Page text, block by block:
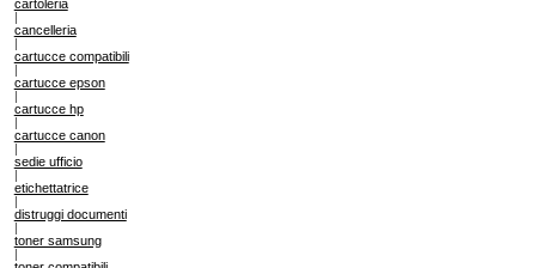
cartoleria
|
cancelleria
|
cartucce compatibili
|
cartucce epson
|
cartucce hp
|
cartucce canon
|
sedie ufficio
|
etichettatrice
|
distruggi documenti
|
toner samsung
|